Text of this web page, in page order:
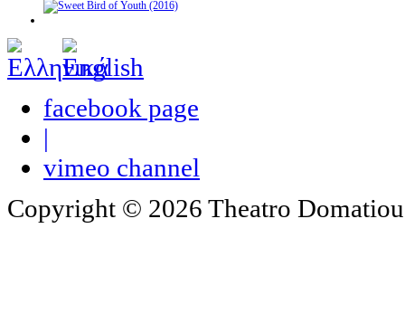
facebook page
|
vimeo channel
Copyright © 2026 Theatro